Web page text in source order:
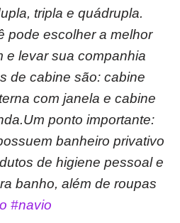
tripla e quádrupla.
pode escolher a melhor
e levar sua companhia
de cabine são: cabine
com janela e cabine
ponto importante:
banheiro privativo
de higiene pessoal e
banho, além de roupas
#navio